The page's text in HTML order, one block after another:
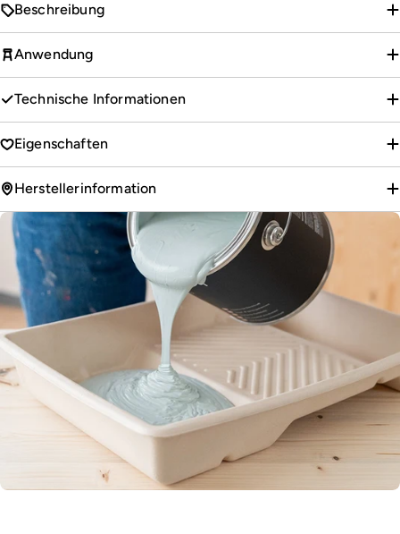
Beschreibung
Anwendung
Technische Informationen
Eigenschaften
Herstellerinformation